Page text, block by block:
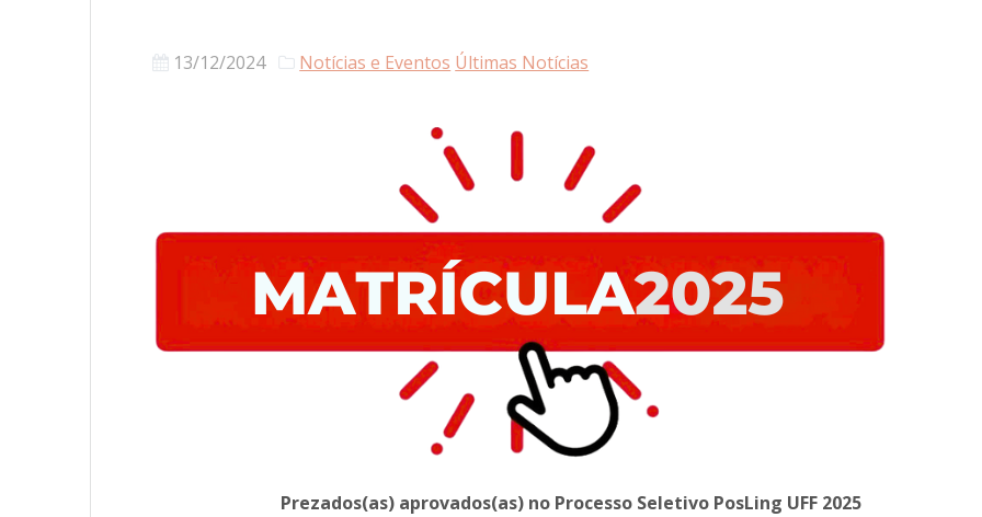
13/12/2024 Notícias e Eventos Últimas Notícias
Prezados(as) aprovados(as) no Processo Seletivo PosLing UFF 2025